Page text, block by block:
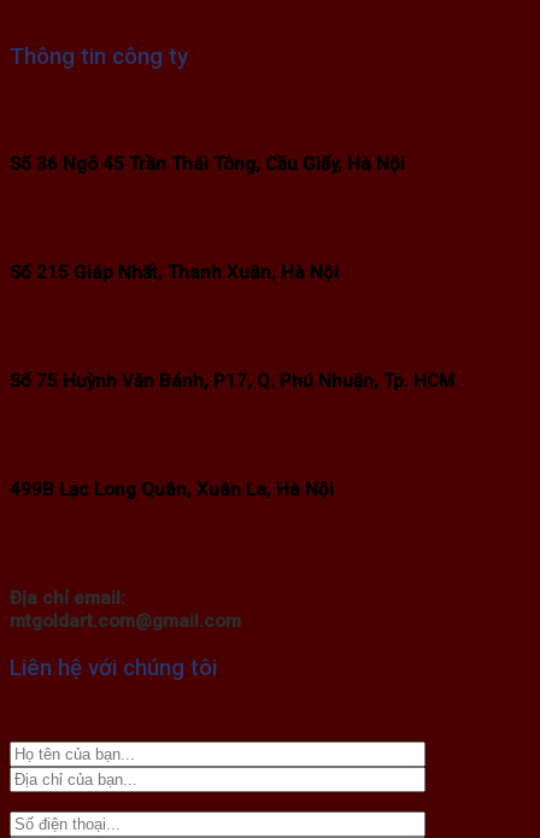
Thông tin công ty
Số 36 Ngõ 45 Trần Thái Tông, Cầu Giấy, Hà Nội
Số 215 Giáp Nhất, Thanh Xuân, Hà Nội
Số 75 Huỳnh Văn Bánh, P17, Q. Phú Nhuận, Tp. HCM
499B Lạc Long Quân, Xuân La, Hà Nội
Địa chỉ email:
mtgoldart.com@gmail.com
Liên hệ với chúng tôi